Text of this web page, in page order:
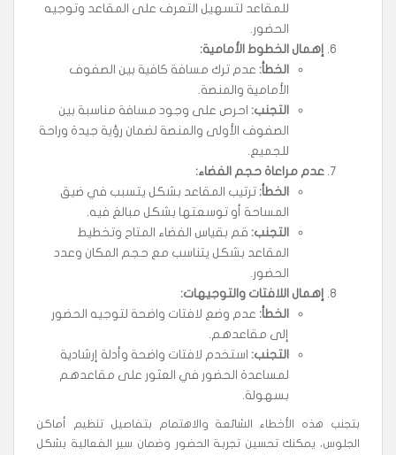
للمقاعد لتسهيل التعرف على المقاعد وتوجيه
الحضور.
إهمال الخطوط الأمامية:
الخطأ: عدم ترك مسافة كافية بين الصفوف
الأمامية والمنصة.
التجنب: احرص على وجود مسافة مناسبة بين
الصفوف الأولى والمنصة لضمان رؤية جيدة وراحة
للجميع.
عدم مراعاة حجم الفضاء:
الخطأ: ترتيب المقاعد بشكل يتسبب في ضيق
المساحة أو توسعتها بشكل مبالغ فيه.
التجنب: قم بقياس الفضاء المتاح وتخطيط
المقاعد بشكل يتناسب مع حجم المكان وعدد
الحضور.
إهمال اللافتات والتوجيهات:
الخطأ: عدم وضع لافتات واضحة لتوجيه الحضور
إلى مقاعدهم.
التجنب: استخدم لافتات واضحة وأدلة إرشادية
لمساعدة الحضور في العثور على مقاعدهم
بسهولة.
بتجنب هذه الأخطاء الشائعة والاهتمام بتفاصيل تنظيم أماكن
الجلوس، يمكنك تحسين تجربة الحضور وضمان سير الفعالية بشكل